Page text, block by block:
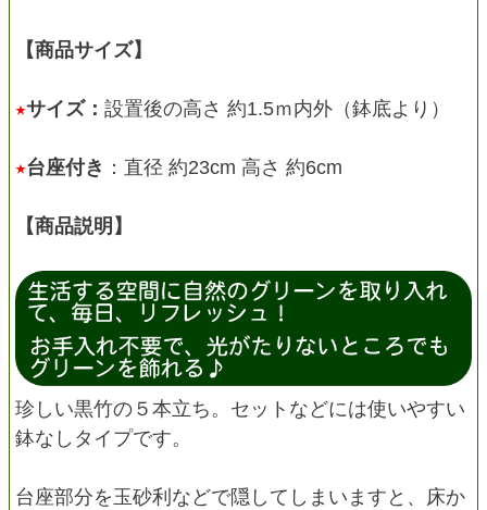
【商品サイズ】
サイズ： 設置後の高さ 約1.5ｍ内外（鉢底より）
台座付き ：直径 約23cm 高さ 約6cm
【商品説明】
珍しい黒竹の５本立ち。セットなどには使いやすい
鉢なしタイプです。
台座部分を玉砂利などで隠してしまいますと、床か